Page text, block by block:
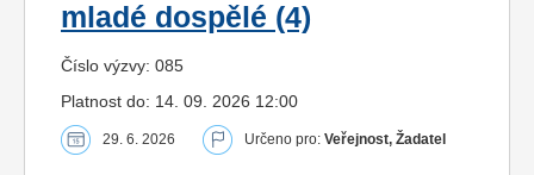
mladé dospělé (4)
Číslo výzvy: 085
Platnost do: 14. 09. 2026 12:00
29. 6. 2026 Určeno pro: Veřejnost, Žadatel